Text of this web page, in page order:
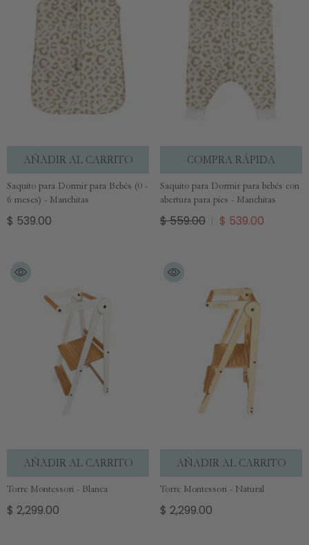
AÑADIR AL CARRITO
Saquito para Dormir para Bebés (0 -
6 meses) - Manchitas
$ 539.00
COMPRA RÁPIDA
Saquito para Dormir para bebés con
abertura para pies - Manchitas
$ 559.00 $ 539.00
AÑADIR AL CARRITO
Torre Montessori - Blanca
$ 2,299.00
AÑADIR AL CARRITO
Torre Montessori - Natural
$ 2,299.00